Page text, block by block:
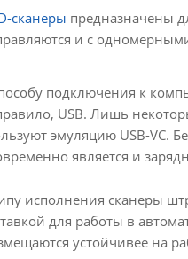
сканеры предназначены
и с
подключения к
USB. Лишь
эмуляцию USB-VC.
является и
исполнения сканеры
для работы в
устойчивее на